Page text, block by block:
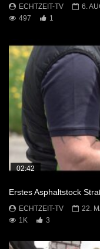
ECHTZEIT-TV
6.
497
1
02:42
Erstes Asphaltstock
ECHTZEIT-TV
22.
1K
3